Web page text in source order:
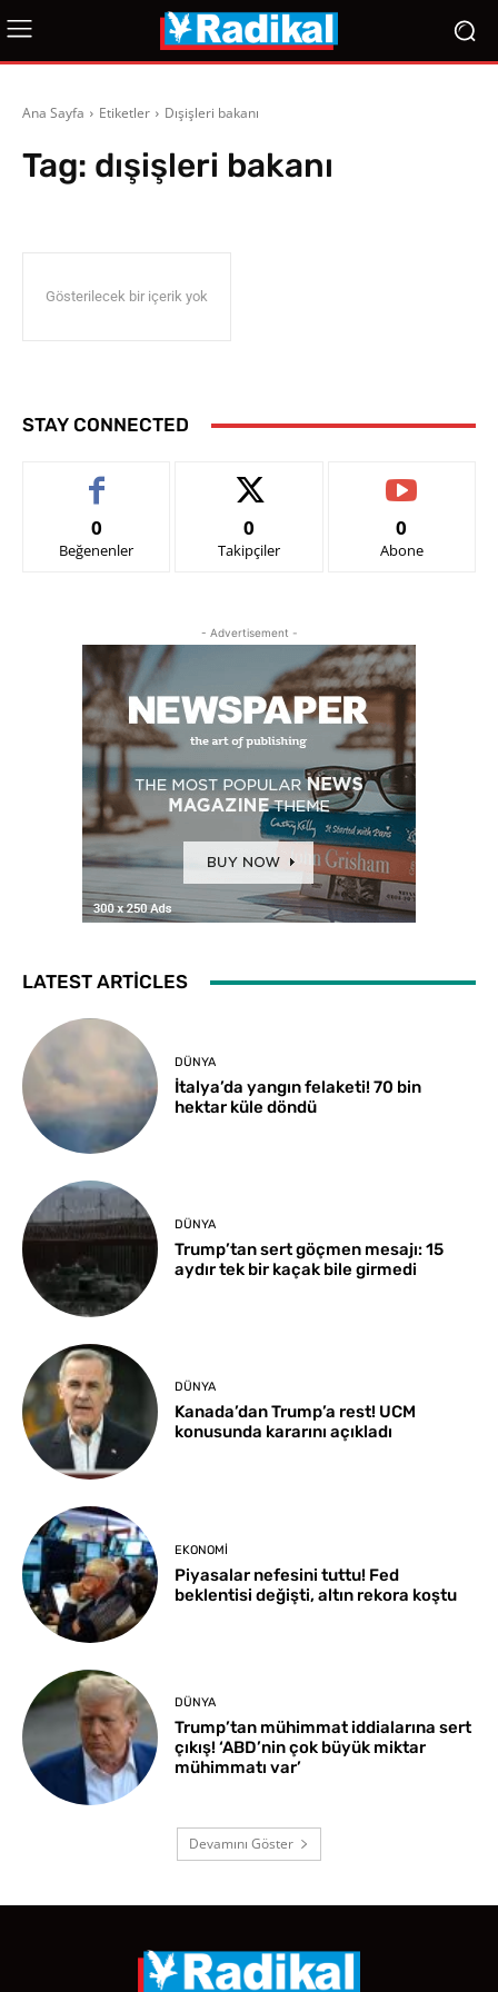
Ana Sayfa Etiketler Dışişleri bakanı
Tag: dışişleri bakanı
Gösterilecek bir içerik yok
STAY CONNECTED
0
Beğenenler
0
Takipçiler
0
Abone
- Advertisement -
LATEST ARTICLES
DÜNYA
İtalya’da yangın felaketi! 70 bin
hektar küle döndü
DÜNYA
Trump’tan sert göçmen mesajı: 15
aydır tek bir kaçak bile girmedi
DÜNYA
Kanada’dan Trump’a rest! UCM
konusunda kararını açıkladı
EKONOMI
Piyasalar nefesini tuttu! Fed
beklentisi değişti, altın rekora koştu
DÜNYA
Trump’tan mühimmat iddialarına sert
çıkış! ‘ABD’nin çok büyük miktar
mühimmatı var’
Devamını Göster